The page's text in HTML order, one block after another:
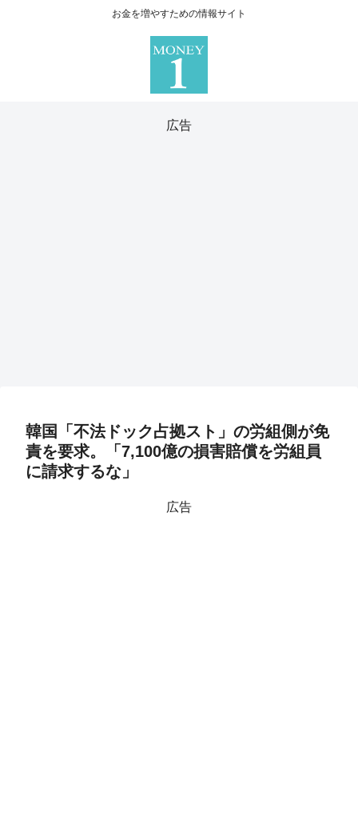
お金を増やすための情報サイト
広告
韓国「不法ドック占拠スト」の労組側が免
責を要求。「7,100億の損害賠償を労組員
に請求するな」
広告